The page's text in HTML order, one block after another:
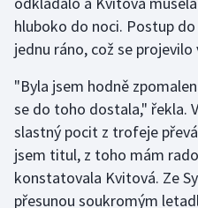
Ragby
Rychlostní kanoistika
Short track
Sportovní střelba
hluboko do noci. Postup
jednu ráno, což se
"Byla jsem hodně
se do toho dostala," řekla.
slastný pocit z trofeje
jsem titul, z toho mám
konstatovala Kvitová. Ze
přesunou soukromým